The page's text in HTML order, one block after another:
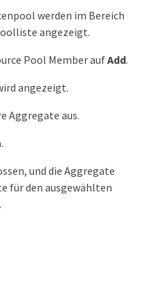
werden im Bereich
angezeigt.
Pool Member aufAdd.
angezeigt.
Aggregate aus.
.
und die Aggregate
für den ausgewählten